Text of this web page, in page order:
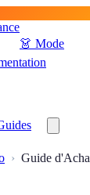
👗 Mode
Guide